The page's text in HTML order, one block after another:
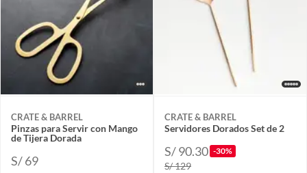
CRATE & BARREL
Pinzas para Servir con Mango
de Tijera Dorada
S/ 69
CRATE & BARREL
Servidores Dorados Set de 2
S/ 90.30 -30%
S/ 129